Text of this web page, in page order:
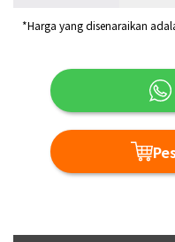
*Harga yang disenaraikan